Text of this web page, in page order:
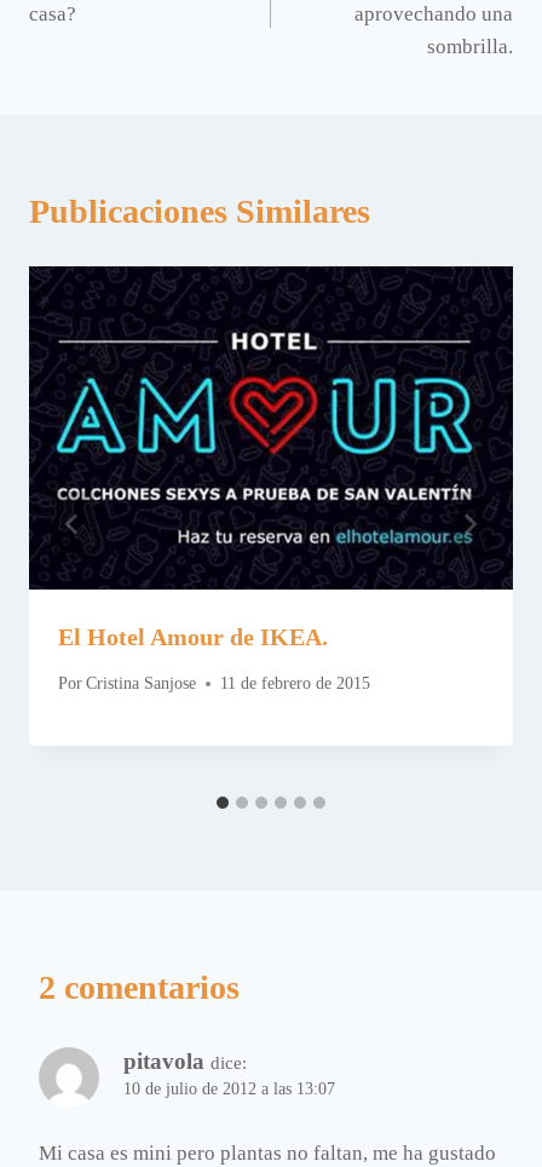
casa?
aprovechando una
sombrilla.
Publicaciones Similares
El Hotel Amour de IKEA.
Por Cristina Sanjose 11 de febrero de 2015
2 comentarios
pitavola dice:
10 de julio de 2012 a las 13:07
Mi casa es mini pero plantas no faltan, me ha gustado